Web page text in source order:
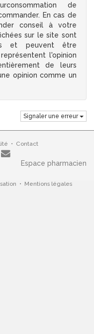
de
En cas de
conseil à votre
sur le site sont
et peuvent être
l'opinion
de leurs
opinion comme un
Signaler une erreur
• Contact
Espace pharmacien
• Mentions légales